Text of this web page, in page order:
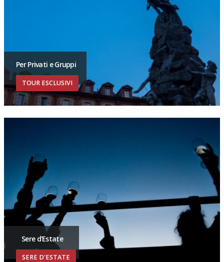
Per Privati e Gruppi
TOUR ESCLUSIVI
Sere d'Estate
SERE D'ESTATE